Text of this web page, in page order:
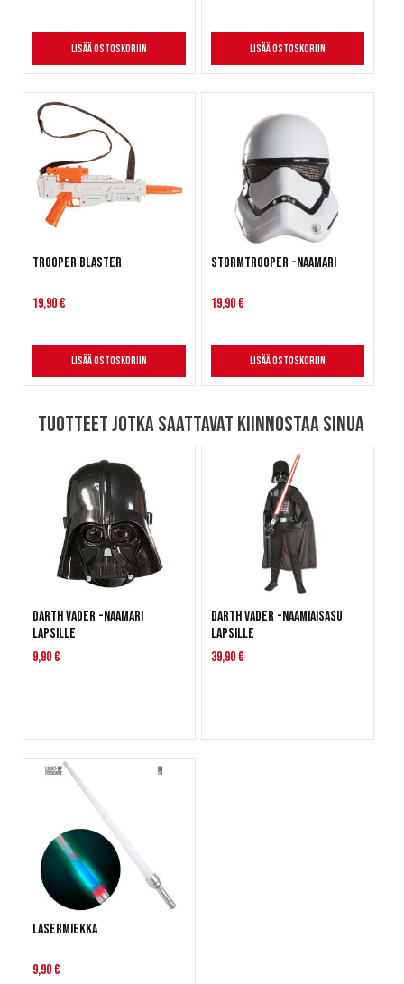
Lisää ostoskoriin Lisää ostoskoriin
Trooper Blaster
19,90 €
Lisää ostoskoriin
Stormtrooper -naamari
19,90 €
Lisää ostoskoriin
Tuotteet jotka saattavat kiinnostaa sinua
Darth Vader -naamari
lapsille
9,90 €
Darth Vader -naamiaisasu
lapsille
39,90 €
Lasermiekka
9,90 €